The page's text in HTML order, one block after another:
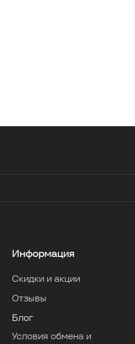
Информация
Скидки и акции
Отзывы
Блог
Условия обмена и